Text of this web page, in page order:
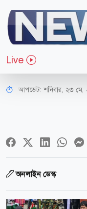
Live
জাতীয়
ত্রিশালে ধরার
করলেন প্রধানমন্ত্রী
আপডেট: শনিবার, ২৩
অনলাইন ডেস্ক